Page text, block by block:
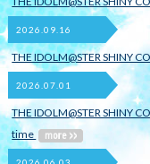
2026.09.16
THE IDOLM@STER SHINY
2026.07.01
THE IDOLM@STER SHINY
time